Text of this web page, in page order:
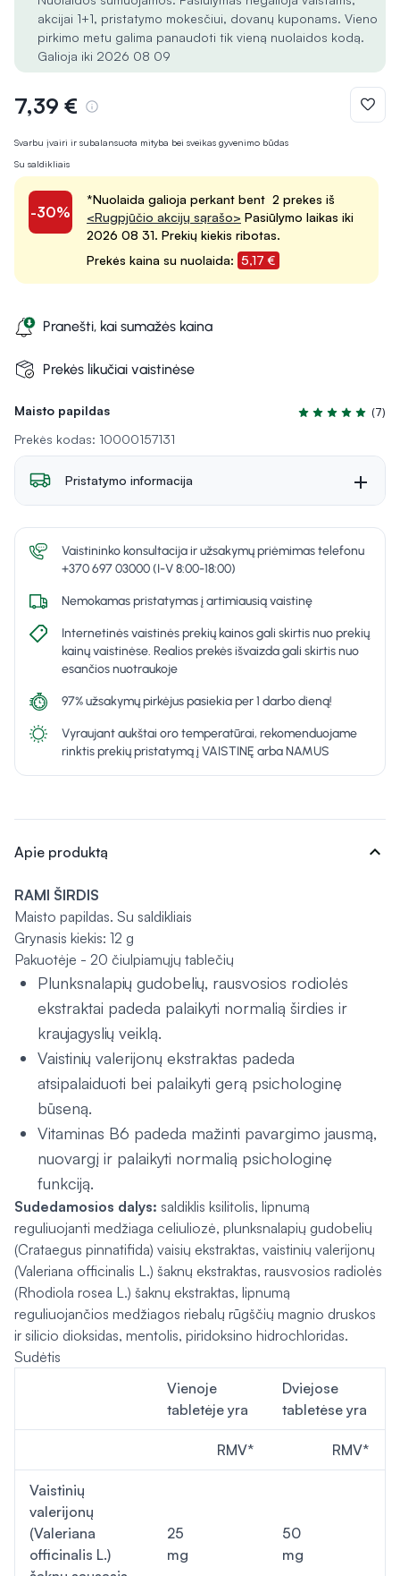
Maisto papildas
Įvertinimas 4.9
(7)
Prekės kodas: 10000157131
Svarbu įvairi ir subalansuota mityba bei sveikas gyvenimo būdas
Su saldikliais
-30%
*Nuolaida galioja perkant bent 2 prekes iš
<Rugpjūčio akcijų sąrašo> Pasiūlymo laikas iki
2026 08 31. Prekių kiekis ribotas.
Prekės kaina su nuolaida: 5,17 €
akcijai 1+1, pristatymo mokesčiui, dovanų kuponams. Vieno
pirkimo metu galima panaudoti tik vieną nuolaidos kodą.
Galioja iki 2026 08 09
7,39 €
Pranešti, kai sumažės kaina
Prekės likučiai vaistinėse
Pristatymo informacija
Vaistininko konsultacija ir užsakymų priėmimas telefonu
+370 697 03000 (I-V 8:00-18:00)
Nemokamas pristatymas į artimiausią vaistinę
Internetinės vaistinės prekių kainos gali skirtis nuo prekių
kainų vaistinėse. Realios prekės išvaizda gali skirtis nuo
esančios nuotraukoje
97% užsakymų pirkėjus pasiekia per 1 darbo dieną!
Vyraujant aukštai oro temperatūrai, rekomenduojame
rinktis prekių pristatymą į VAISTINĘ arba NAMUS
Apie produktą expand_more
RAMI ŠIRDIS
Maisto papildas. Su saldikliais
Grynasis kiekis: 12 g
Pakuotėje - 20 čiulpiamųjų tablečių
Plunksnalapių gudobelių, rausvosios rodiolės
ekstraktai padeda palaikyti normalią širdies ir
kraujagyslių veiklą.
Vaistinių valerijonų ekstraktas padeda
atsipalaiduoti bei palaikyti gerą psichologinę
būseną.
Vitaminas B6 padeda mažinti pavargimo jausmą,
nuovargį ir palaikyti normalią psichologinę
funkciją.
Sudedamosios dalys: saldiklis ksilitolis, lipnumą
reguliuojanti medžiaga celiuliozė, plunksnalapių gudobelių
(Crataegus pinnatifida) vaisių ekstraktas, vaistinių valerijonų
(Valeriana officinalis L.) šaknų ekstraktas, rausvosios radiolės
(Rhodiola rosea L.) šaknų ekstraktas, lipnumą
reguliuojančios medžiagos riebalų rūgščių magnio druskos
ir silicio dioksidas, mentolis, piridoksino hidrochloridas.
Sudėtis
Vienoje
tabletėje yra
Dviejose
tabletėse yra
RMV* RMV*
Vaistinių
valerijonų
(Valeriana
officinalis L.)
25
mg
50
mg